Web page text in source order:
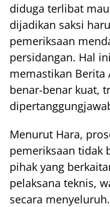
diduga terlibat
dijadikan saksi
pemeriksaan
persidangan. Hal
memastikan Berita
benar-benar kuat,
Menurut Hara,
pemeriksaan tidak
pihak yang
pelaksana teknis,
secara menyeluruh.